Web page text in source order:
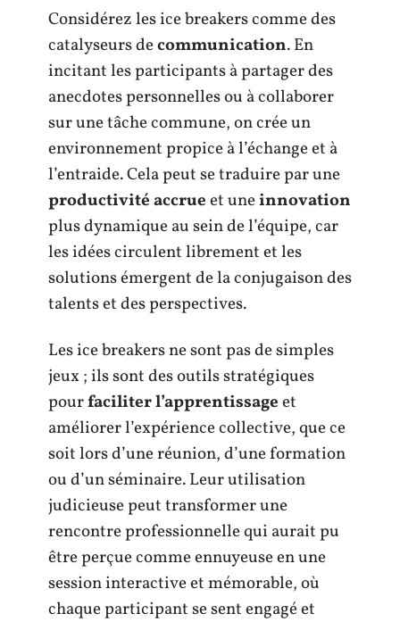
Considérez les ice breakers comme des
catalyseurs decommunication. En
incitant les participants à partager des
anecdotes personnelles ou à collaborer
sur une tâche commune, on crée un
environnement propice à l’échange et à
l’entraide. Cela peut se traduire par une
productivité accrueet uneinnovation
plus dynamique au sein de l’équipe, car
les idées circulent librement et les
solutions émergent de la conjugaison des
talents et des perspectives.
Les ice breakers ne sont pas de simples
jeux ; ils sont des outils stratégiques
pourfaciliter l’apprentissageet
améliorer l’expérience collective, que ce
soit lors d’une réunion, d’une formation
ou d’un séminaire. Leur utilisation
judicieuse peut transformer une
rencontre professionnelle qui aurait pu
être perçue comme ennuyeuse en une
session interactive et mémorable, où
chaque participant se sent engagé et